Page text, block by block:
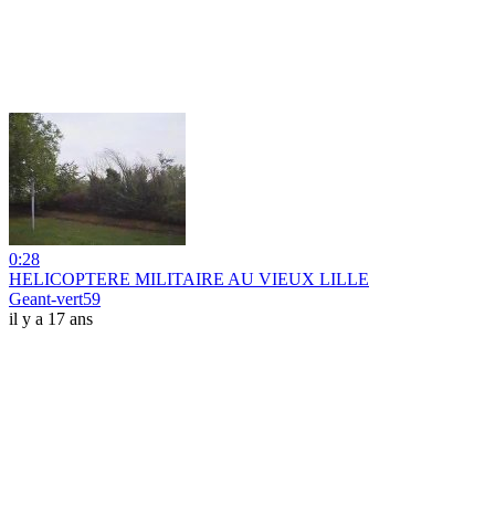
0:28
HELICOPTERE MILITAIRE AU VIEUX LILLE
Geant-vert59
il y a 17 ans